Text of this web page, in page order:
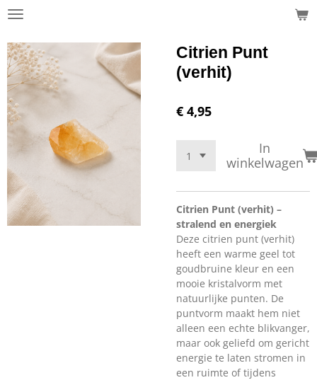
Ga
naar
de
hoofdinhoud
Citrien Punt
(verhit)
€ 4,95
In
winkelwagen
Citrien Punt (verhit) –
stralend en energiek
Deze citrien punt (verhit)
heeft een warme geel tot
goudbruine kleur en een
mooie kristalvorm met
natuurlijke punten. De
puntvorm maakt hem niet
alleen een echte blikvanger,
maar ook geliefd om gericht
energie te laten stromen in
een ruimte of tijdens